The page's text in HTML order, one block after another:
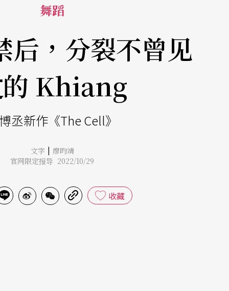
舞蹈
后，分裂不曾见
Khiang
丞新作《The Cell》
文字 | 廖昀靖
官网限定报导 2022/10/29
收藏